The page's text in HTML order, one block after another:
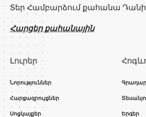
Տեր Համբարձում քահանա
Հարցեր քահանային
Լուրեր
Նորություններ
Հարցազրույցներ
Սոցկայքեր Երգեր